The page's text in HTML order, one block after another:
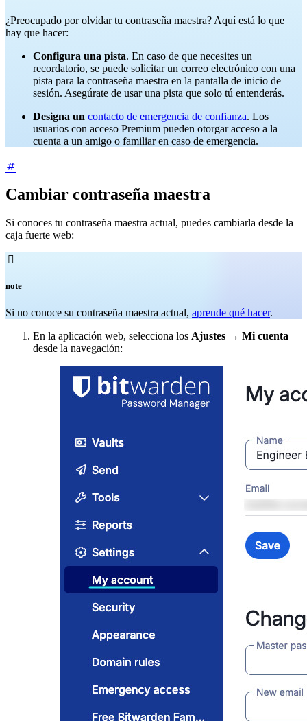
¿Preocupado por olvidar tu contraseña maestra? Aquí está lo que
hay que hacer:
Configura una pista. En caso de que necesites un
recordatorio, se puede solicitar un correo electrónico con una
pista para la contraseña maestra en la pantalla de inicio de
sesión. Asegúrate de usar una pista que solo tú entenderás.
Designa un contacto de emergencia de confianza. Los
usuarios con acceso Premium pueden otorgar acceso a la
cuenta a un amigo o familiar en caso de emergencia.
Cambiar contraseña maestra
Si conoces tu contraseña maestra actual, puedes cambiarla desde la
caja fuerte web:

note
Si no conoce su contraseña maestra actual, aprende qué hacer.
En la aplicación web, selecciona los Ajustes → Mi cuenta
desde la navegación: